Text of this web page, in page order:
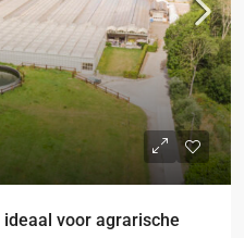
voor agrarische